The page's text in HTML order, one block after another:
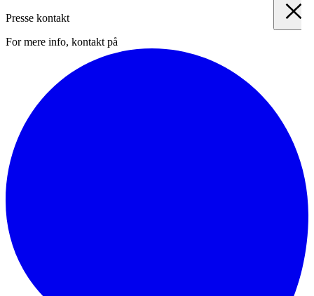
Presse kontakt
For mere info, kontakt på